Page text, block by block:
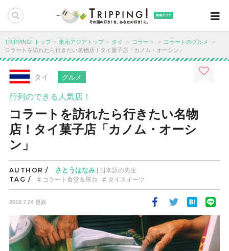
東南アジア
TRIPPING! トップ 東南アジアトップ タイ コラート
コラートのグルメ
コラートを訪れたら行きたい名物店！タイ菓子店「カノム・オーシン」
タイ グルメ
行列のできる人気店！
コラートを訪れたら行きたい名物
店！タイ菓子店「カノム・オーシ
ン」
AUTHOR / さとうはなみ| 日本語の先生
TAG / コラート食堂＆屋台 タイスイーツ
2016.7.24 更新